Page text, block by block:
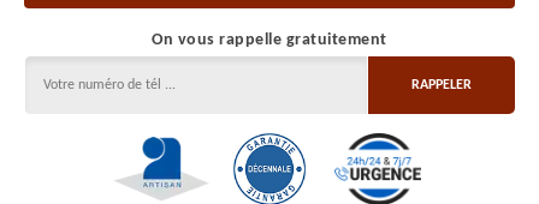
On vous rappelle gratuitement